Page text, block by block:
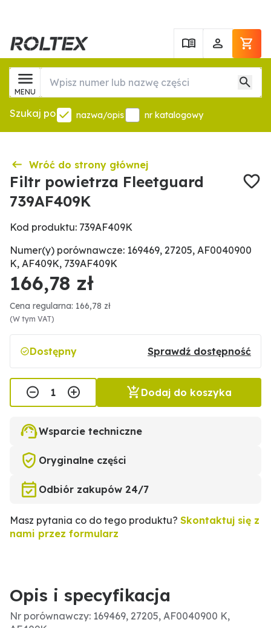
MENU
Szukaj po nazwa/opis nr katalogowy
Wróć do strony głównej
Filtr powietrza Fleetguard
739AF409K
Kod produktu: 739AF409K
Numer(y) porównawcze: 169469, 27205, AF0040900
K, AF409K, 739AF409K
166,78 zł
Cena regularna: 166,78 zł
(W tym VAT)
Dostępny Sprawdź dostępność
Dodaj do koszyka
Wsparcie techniczne
Oryginalne części
Odbiór zakupów 24/7
Masz pytania co do tego produktu? Skontaktuj się z
nami przez formularz
Opis i specyfikacja
Nr porównawczy: 169469, 27205, AF0040900 K,